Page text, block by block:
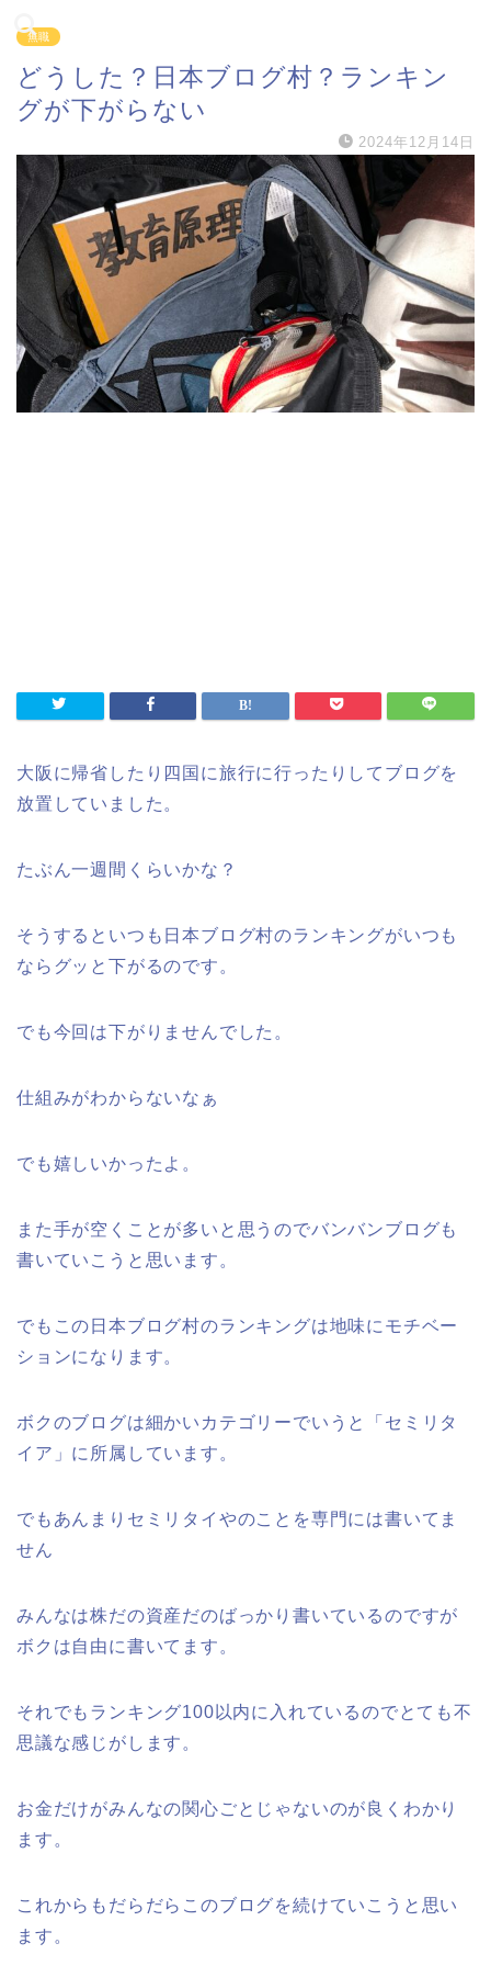
無職
どうした？日本ブログ村？ランキン
グが下がらない
2024年12月14日
大阪に帰省したり四国に旅行に行ったりしてブログを
放置していました。
たぶん一週間くらいかな？
そうするといつも日本ブログ村のランキングがいつも
ならグッと下がるのです。
でも今回は下がりませんでした。
仕組みがわからないなぁ
でも嬉しいかったよ。
また手が空くことが多いと思うのでバンバンブログも
書いていこうと思います。
でもこの日本ブログ村のランキングは地味にモチベー
ションになります。
ボクのブログは細かいカテゴリーでいうと「セミリタ
イア」に所属しています。
でもあんまりセミリタイやのことを専門には書いてま
せん
みんなは株だの資産だのばっかり書いているのですが
ボクは自由に書いてます。
それでもランキング100以内に入れているのでとても不
思議な感じがします。
お金だけがみんなの関心ごとじゃないのが良くわかり
ます。
これからもだらだらこのブログを続けていこうと思い
ます。